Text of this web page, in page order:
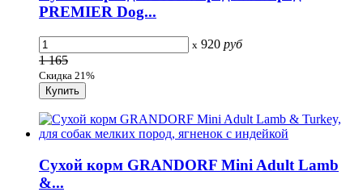
PREMIER Dog...
x 920 руб
1 165
Скидка 21%
Сухой корм GRANDORF Mini Adult Lamb
&...